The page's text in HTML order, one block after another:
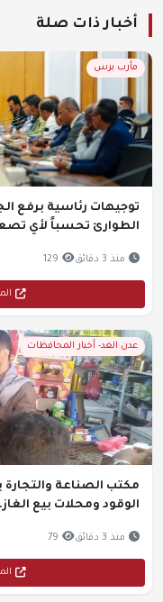
أخبار ذات صلة
مأرب برس
توجيهات رئاسية برفع
الطوارئ تحسباً لأي
منذ 3 دقائق 129
عدن الغد- أخبار المحافظات
مكتب الصناعة
الوقود ومحلات بيع
منذ 3 دقائق 79